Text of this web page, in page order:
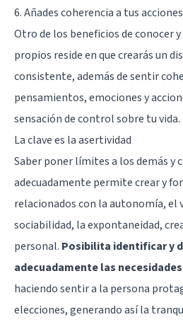
6. Añades coherencia a tus acciones
Otro de los beneficios de conocer
propios reside en que crearás un
consistente, además de sentir
pensamientos, emociones y
sensación de control sobre tu vida.
La clave es la asertividad
Saber poner límites a los demás y
adecuadamente permite crear y
relacionados con la autonomía, el
sociabilidad, la expontaneidad,
personal. Posibilita identificar y
adecuadamente las necesidades
haciendo sentir a la persona
elecciones, generando así la